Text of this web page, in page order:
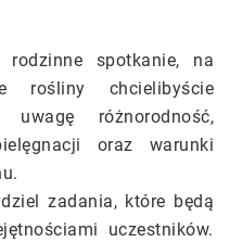
spotkanie, na
rośliny chcielibyście
różnorodność,
oraz warunki
zadania, które będą
uczestników.